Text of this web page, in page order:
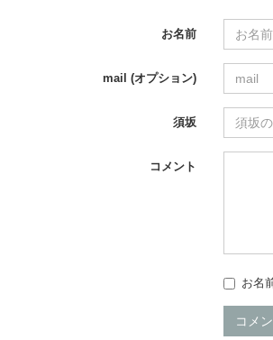
お名前
mail (オプション)
須坂
コメント
お名
コメ